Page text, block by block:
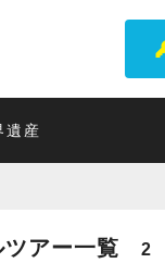
遺産
アー一覧
2